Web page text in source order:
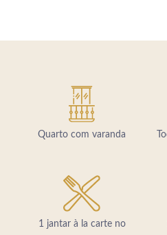
Quarto com varanda
1 jantar à la carte no